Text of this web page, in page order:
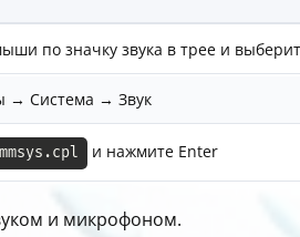
по значку звука в трее и
→ Система → Звук
mmsys.cpl и нажмите Enter
и микрофоном.